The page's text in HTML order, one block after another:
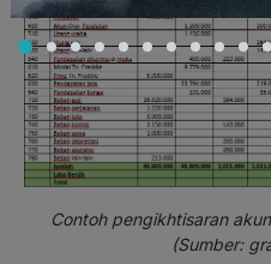
Contoh pengikhtisaran
(Sumber: